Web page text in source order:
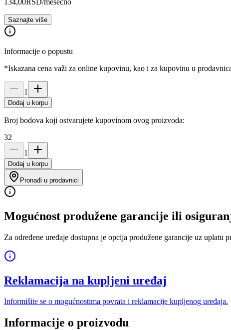
Saznajte više
Informacije o popustu
*Iskazana cena važi za online kupovinu, kao i za kupovinu u
1
Dodaj u korpu
Broj bodova koji ostvarujete kupovinom ovog proizvoda:
32
1
Dodaj u korpu
Pronađi u prodavnici
Mogućnost produžene garancije ili
Za određene uređaje dostupna je opcija produžene garancije uz
Reklamacija na kupljeni uređaj
Informišite se o mogućnostima povrata i reklamacije kupljenog uređaja.
Informacije o proizvodu